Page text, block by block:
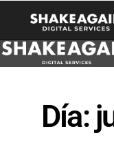
Día: